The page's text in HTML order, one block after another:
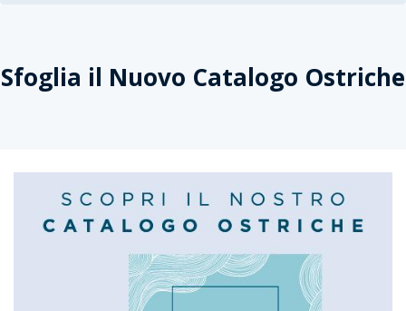
Sfoglia il Nuovo Catalogo Ostriche